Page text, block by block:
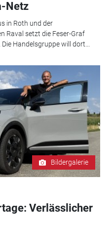
Netz
in Roth und der
Raval setzt die Feser-Graf
Handelsgruppe will dort...
Bildergalerie
Verlässlicher